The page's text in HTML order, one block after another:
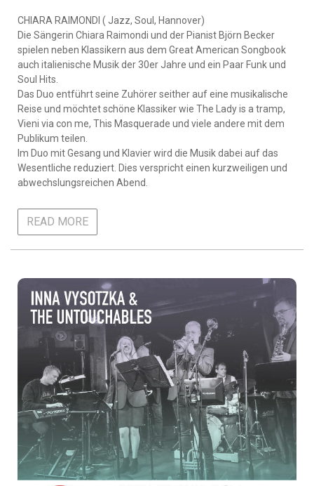
CHIARA RAIMONDI ( Jazz, Soul, Hannover)
Die Sängerin Chiara Raimondi und der Pianist Björn Becker
spielen neben Klassikern aus dem Great American Songbook
auch italienische Musik der 30er Jahre und ein Paar Funk und
Soul Hits.
Das Duo entführt seine Zuhörer seither auf eine musikalische
Reise und möchtet schöne Klassiker wie The Lady is a tramp,
Vieni via con me, This Masquerade und viele andere mit dem
Publikum teilen.
Im Duo mit Gesang und Klavier wird die Musik dabei auf das
Wesentliche reduziert. Dies verspricht einen kurzweiligen und
abwechslungsreichen Abend.
READ MORE